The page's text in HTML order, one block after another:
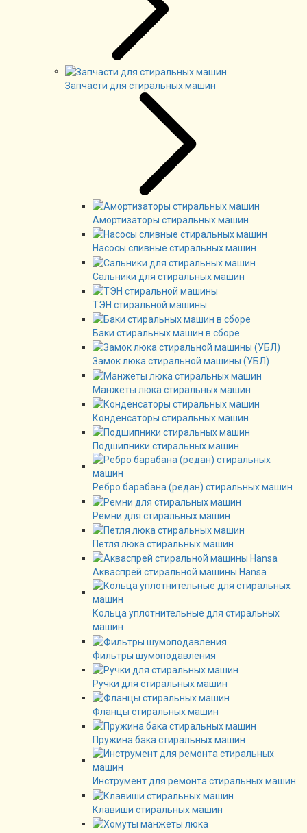
Запчасти для стиральных машин
Амортизаторы стиральных машин
Насосы сливные стиральных машин
Сальники для стиральных машин
ТЭН стиральной машины
Баки стиральных машин в сборе
Замок люка стиральной машины (УБЛ)
Манжеты люка стиральных машин
Конденсаторы стиральных машин
Подшипники стиральных машин
Ребро барабана (редан) стиральных машин
Ремни для стиральных машин
Петля люка стиральных машин
Акваспрей стиральной машины Hansa
Кольца уплотнительные для стиральных
машин
Фильтры шумоподавления
Ручки для стиральных машин
Фланцы стиральных машин
Пружина бака стиральных машин
Инструмент для ремонта стиральных машин
Клавиши стиральных машин